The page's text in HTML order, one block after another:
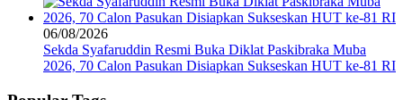
06/08/2026
Sekda Syafaruddin Resmi Buka Diklat Paskibraka Muba
2026, 70 Calon Pasukan Disiapkan Sukseskan HUT ke-81 RI